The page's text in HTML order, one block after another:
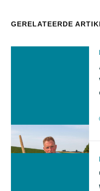
GERELATEERDE